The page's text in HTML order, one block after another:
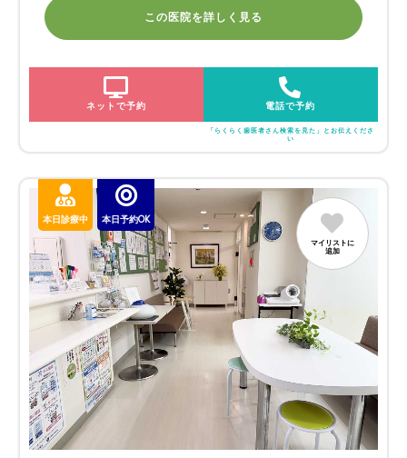
この医院を詳しく見る
ネットで予約 電話で予約
「らくらく歯医者さん検索を見た」とお伝えくださ
い
本日診療中 本日予約OK
マイリストに
追加